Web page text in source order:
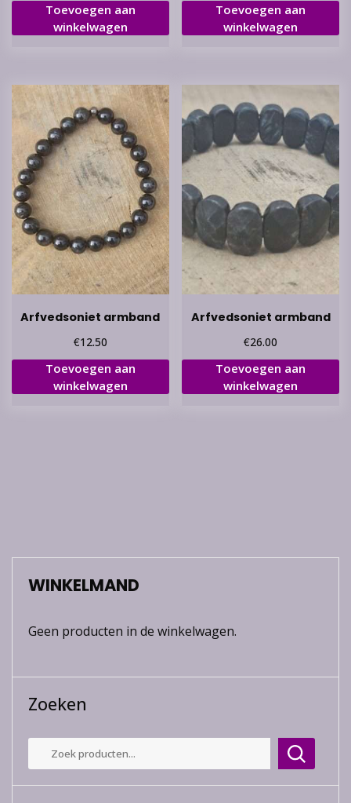
Toevoegen aan
winkelwagen
Toevoegen aan
winkelwagen
Arfvedsoniet armband
€12.50
Toevoegen aan
winkelwagen
Arfvedsoniet armband
€26.00
Toevoegen aan
winkelwagen
WINKELMAND
Geen producten in de winkelwagen.
Zoeken